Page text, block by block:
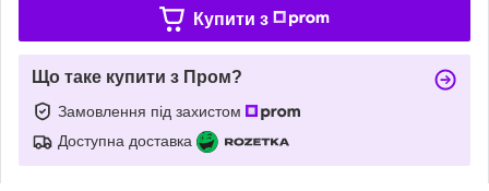
Купити з
Що таке купити з Пром?
Замовлення під захистом
Доступна доставка